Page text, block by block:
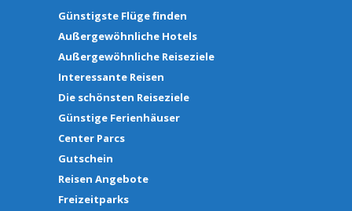
Günstigste Flüge finden
Außergewöhnliche Hotels
Außergewöhnliche Reiseziele
Interessante Reisen
Die schönsten Reiseziele
Günstige Ferienhäuser
Center Parcs
Gutschein
Reisen Angebote
Freizeitparks